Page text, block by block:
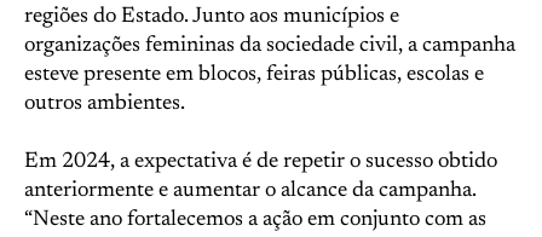
regiões do Estado. Junto aos municípios e
organizações femininas da sociedade civil, a campanha
esteve presente em blocos, feiras públicas, escolas e
outros ambientes.
Em 2024, a expectativa é de repetir o sucesso obtido
anteriormente e aumentar o alcance da campanha.
“Neste ano fortalecemos a ação em conjunto com as